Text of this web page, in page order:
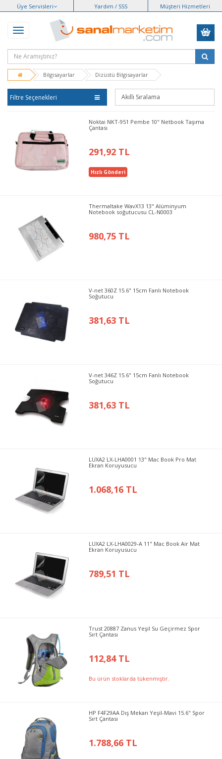
Üye Servisleri Yardım / SSS Müşteri Hizmetleri
Bilgisayarlar Dizüstü Bilgisayarlar
Filtre Seçenekleri
Noktai NKT-951 Pembe 10" Netbook Taşıma
Çantası
291,92 TL
Hızlı Gönderi
Thermaltake WavX13 13" Alüminyum
Notebook soğutucusu CL-N0003
980,75 TL
V-net 360Z 15.6" 15cm Fanlı Notebook
Soğutucu
381,63 TL
V-net 346Z 15.6" 15cm Fanlı Notebook
Soğutucu
381,63 TL
LUXA2 LX-LHA0001 13" Mac Book Pro Mat
Ekran Koruyusucu
1.068,16 TL
LUXA2 LX-LHA0029-A 11" Mac Book Air Mat
Ekran Koruyusucu
789,51 TL
Trust 20887 Zanus Yeşil Su Geçirmez Spor
Sırt Çantası
112,84 TL
Bu ürün stoklarda tükenmiştir.
HP F4F29AA Dış Mekan Yeşil-Mavi 15.6" Spor
Sırt Çantası
1.788,66 TL